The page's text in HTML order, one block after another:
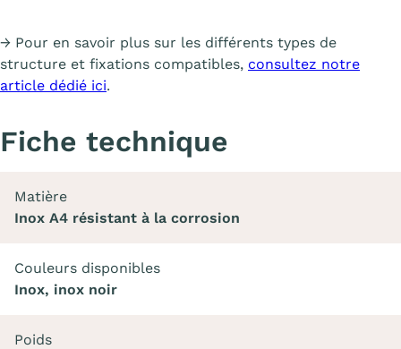
→ Pour en savoir plus sur les différents types de
structure et fixations compatibles, consultez notre
article dédié ici.
Fiche technique
Matière
Inox A4 résistant à la corrosion
Couleurs disponibles
Inox, inox noir
Poids